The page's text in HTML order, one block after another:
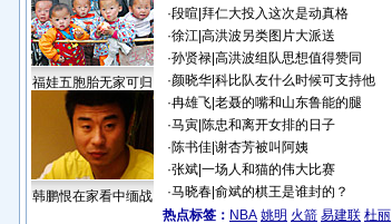
福娃五胞胎无家可归
韩鹏恨在家看中缅战
·段暄 拜仁大投入这次是动真格
·徐江| 高洪波另类图片大派送
·孙贤禄| 高洪波组队思想值得赞同
·颜晓华| 科比队友什么时候可支持他
·冉雄飞| 老聂的嘴和山东鲁能的腿
·马寅| 陈忠和离开女排的日子
·陈书佳| 谢杏芳被叫阿姨
·张斌| 一场人和猫的伟大比赛
·马晓春| 俞斌的棋王是谁封的？
热点标签： NBA 姚明 火箭 易建联 杜丽